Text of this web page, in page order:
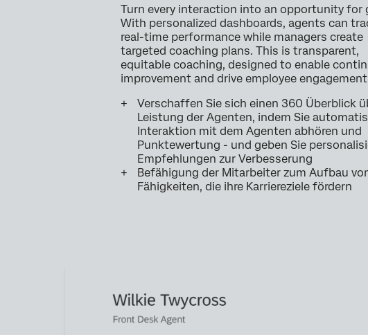
Turn every interaction into an opportunity for
With personalized dashboards, agents can
real-time performance while managers create
targeted coaching plans. This is transparent,
equitable coaching, designed to enable
improvement and drive employee
Verschaffen Sie sich einen 360 Überblick
Leistung der Agenten, indem Sie
Interaktion mit dem Agenten abhören und
Punktewertung - und geben Sie
Empfehlungen zur Verbesserung
Befähigung der Mitarbeiter zum Aufbau
Fähigkeiten, die ihre Karriereziele fördern